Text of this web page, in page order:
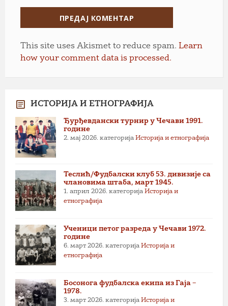
This site uses Akismet to reduce spam. Learn
how your comment data is processed.
ИСТОРИЈА И ЕТНОГРАФИЈА
Ђурђевдански турнир у Чечави 1991.
године
2. мај 2026. категорија Историја и етнографија
Теслић/Фудбалски клуб 53. дивизије са
члановима штаба, март 1945.
1. април 2026. категорија Историја и
етнографија
Ученици петог разреда у Чечави 1972.
године
6. март 2026. категорија Историја и
етнографија
Босонога фудбалска екипа из Гаја –
1978.
3. март 2026. категорија Историја и